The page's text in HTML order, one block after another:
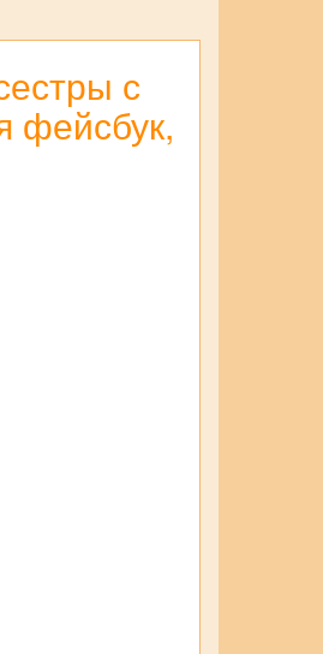
с
фейсбук,